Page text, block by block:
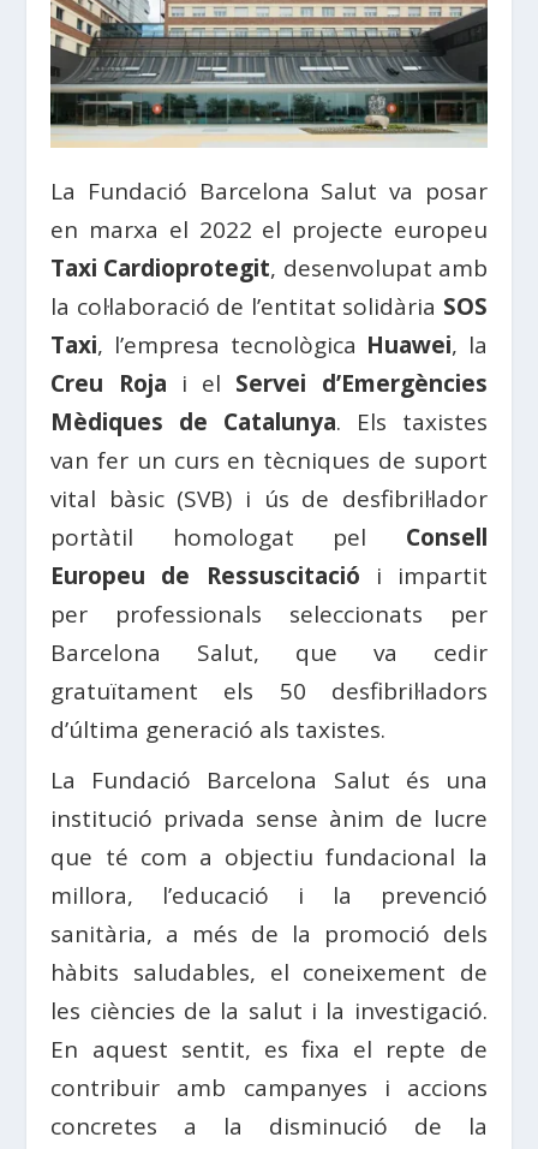
La Fundació Barcelona Salut va posar
en marxa el 2022 el projecte europeu
Taxi Cardioprotegit, desenvolupat amb
la col·laboració de l’entitat solidària SOS
Taxi, l’empresa tecnològica Huawei, la
Creu Roja i el Servei d’Emergències
Mèdiques de Catalunya. Els taxistes
van fer un curs en tècniques de suport
vital bàsic (SVB) i ús de desfibril·lador
portàtil homologat pel Consell
Europeu de Ressuscitació i impartit
per professionals seleccionats per
Barcelona Salut, que va cedir
gratuïtament els 50 desfibril·ladors
d’última generació als taxistes.
La Fundació Barcelona Salut és una
institució privada sense ànim de lucre
que té com a objectiu fundacional la
millora, l’educació i la prevenció
sanitària, a més de la promoció dels
hàbits saludables, el coneixement de
les ciències de la salut i la investigació.
En aquest sentit, es fixa el repte de
contribuir amb campanyes i accions
concretes a la disminució de la